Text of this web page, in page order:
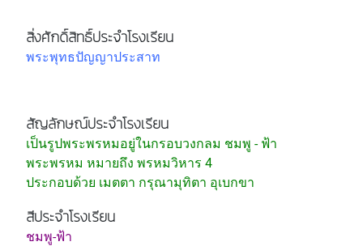
สิ่งศักดิ์สิทธิ์ประจำโรงเรียน
พระพุทธปัญญาประสาท
สัญลักษณ์ประจำโรงเรียน
เป็นรูปพระพรหมอยู่ในกรอบวงกลม ชมพู - ฟ้า
พระพรหม หมายถึง พรหมวิหาร 4
ประกอบด้วย เมตตา กรุณามุทิตา อุเบกขา
สีประจำโรงเรียน
ชมพู-ฟ้า